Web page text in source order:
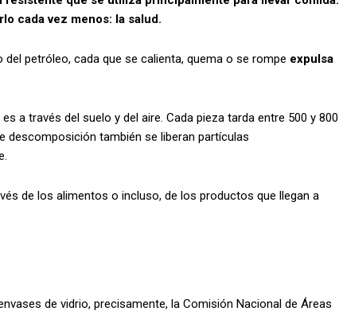
cada vez menos: la salud.
del petróleo, cada que se calienta, quema o se rompe expulsa
a través del suelo y del aire. Cada pieza tarda entre 500 y 800
también se liberan partículas
de los alimentos o incluso, de los productos que llegan a
de vidrio, precisamente, la Comisión Nacional de Áreas